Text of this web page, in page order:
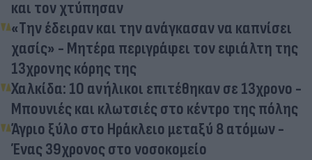
και τον χτύπησαν
«Την έδειραν και την ανάγκασαν να καπνίσει
χασίς» - Μητέρα περιγράφει τον εφιάλτη της
13χρονης κόρης της
Χαλκίδα: 10 ανήλικοι επιτέθηκαν σε 13χρονο -
Μπουνιές και κλωτσιές στο κέντρο της πόλης
Άγριο ξύλο στο Ηράκλειο μεταξύ 8 ατόμων -
Ένας 39χρονος στο νοσοκομείο